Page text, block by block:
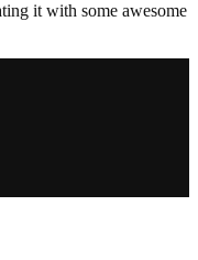
it with some awesome